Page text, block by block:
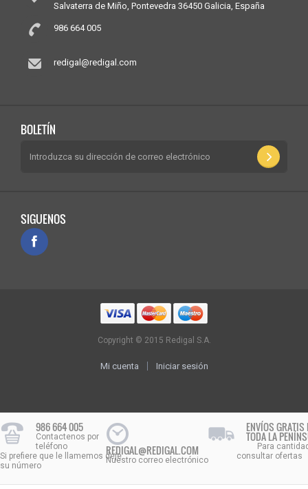
Salvaterra de Miño, Pontevedra 36450 Galicia, España
986 664 005
redigal@redigal.com
BOLETÍN
SIGUENOS
Copyright © 2015 Redigal S.A.
Mi cuenta Iniciar sesión
986 664 005
Contactenos por
teléfono
Si prefiere que le llamemos deje
su número
REDIGAL@REDIGAL.COM
Nuestro correo electrónico
ENVÍOS GRATIS
TODA LA
Para
consultar ofertas